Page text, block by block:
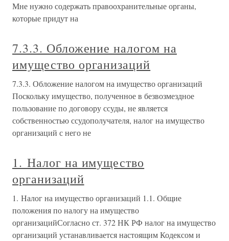
Мне нужно содержать правоохранительные органы,
которые придут на
7.3.3. Обложение налогом на
имущество организаций
7.3.3. Обложение налогом на имущество организаций
Поскольку имущество, полученное в безвозмездное
пользование по договору ссуды, не является
собственностью ссудополучателя, налог на имущество
организаций с него не
1. Налог на имущество
организаций
1. Налог на имущество организаций 1.1. Общие
положения по налогу на имущество
организацийСогласно ст. 372 НК РФ налог на имущество
организаций устанавливается настоящим Кодексом и